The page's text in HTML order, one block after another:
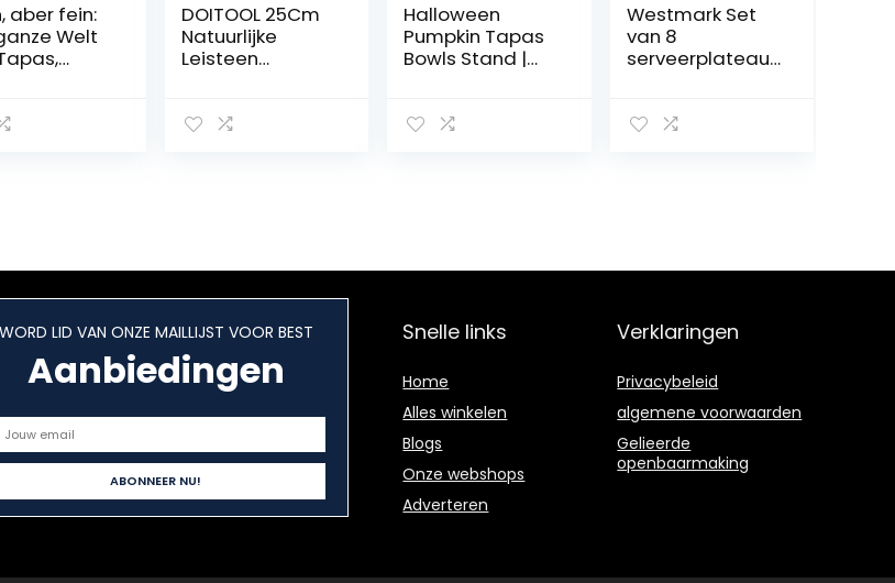
aber fein:
Welt
DOITOOL 25Cm
Natuurlijke
Leisteen
Dienblad Stenen
Halloween
Pumpkin Tapas
Bowls Stand |
Holder, Dessert
Westmark Set
van 8
serveerplateaus
g, afmetingen:
WORD LID VAN ONZE MAILLIJST VOOR BEST
Aanbiedingen
Snelle links
Home
Alles winkelen
Blogs
Onze webshops
Adverteren
Verklaringen
Privacybeleid
algemene voorwaarden
Gelieerde
openbaarmaking